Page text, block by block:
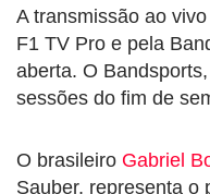
A transmissão ao
F1 TV Pro e pela
aberta. O
sessões do fim de
O brasileiro Gabriel
Sauber, representa o